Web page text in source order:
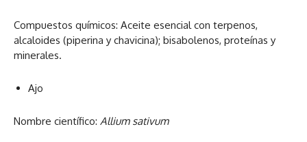
Compuestos químicos: Aceite esencial con terpenos,
alcaloides (piperina y chavicina); bisabolenos, proteínas y
minerales.
Ajo
Nombre científico: Allium sativum